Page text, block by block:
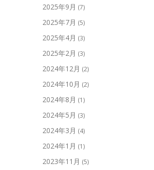
2025年9月 (7)
2025年7月 (5)
2025年4月 (3)
2025年2月 (3)
2024年12月 (2)
2024年10月 (2)
2024年8月 (1)
2024年5月 (3)
2024年3月 (4)
2024年1月 (1)
2023年11月 (5)